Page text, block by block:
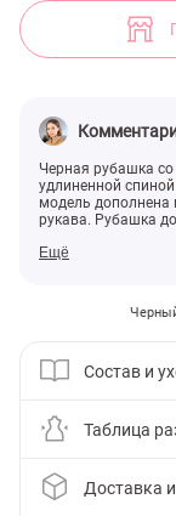
Черная рубашка
удлиненной
модель дополнена
рукава. Рубашка
Ещё
Состав и
Таблица
Доставка
(арт. 36587) ♡